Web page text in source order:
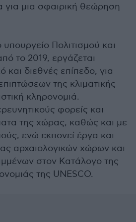
για μια σφαιρική θεώρηση
υπουργείο Πολιτισμού και
το 2019, εργάζεται
και διεθνές επίπεδο, για
της κλιματικής
κληρονομιά.
φορείς και
της χώρας, καθώς και με
ενώ εκπονεί έργα και
αρχαιολογικών χώρων και
στον Κατάλογο της
της UNESCO.